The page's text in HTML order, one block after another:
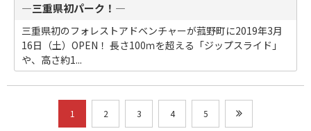
―三重県初パーク！―
三重県初のフォレストアドベンチャーが菰野町に2019年3月
16日（土）OPEN！ 長さ100ｍを超える「ジップスライド」
や、高さ約1...
1 2 3 4 5